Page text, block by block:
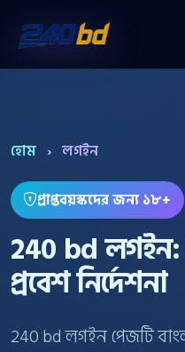
হোম › লগইন
প্রাপ্তবয়স্কদের জন্য ১৮+
240 bd লগইন:
প্রবেশ নির্দেশনা
240 bd লগইন পেজটি